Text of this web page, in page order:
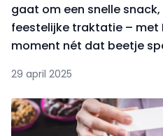
gaat om een snelle
feestelijke traktatie – met
moment nét dat beetje
29 april 2025